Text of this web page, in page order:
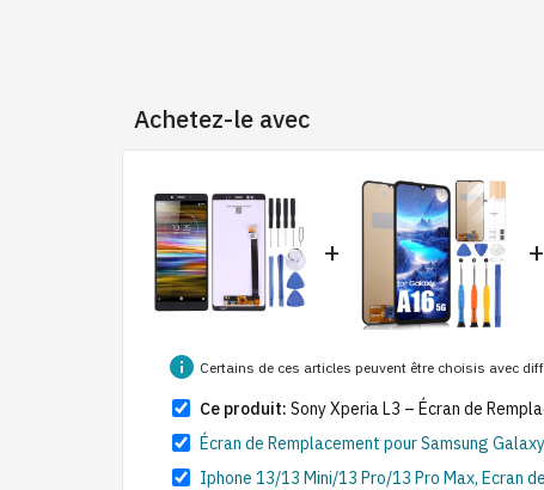
Achetez-le avec
+ +
info Certains de ces articles peuvent être choisis avec
Ce produit: Sony Xperia L3 – Écran de
Écran de Remplacement pour Samsung
Iphone 13/13 Mini/13 Pro/13 Pro Max, Ecran